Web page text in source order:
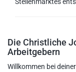
Die Christliche
Arbeitgebern
Willkommen bei deiner